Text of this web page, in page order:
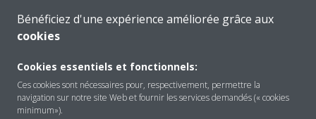
Solutions
Bénéficiez d'une expérience améliorée grâce aux
cookies
Cookies essentiels et fonctionnels:
Ces cookies sont nécessaires pour, respectivement, permettre la
navigation sur notre site Web et fournir les services demandés (« cookies
minimum»).